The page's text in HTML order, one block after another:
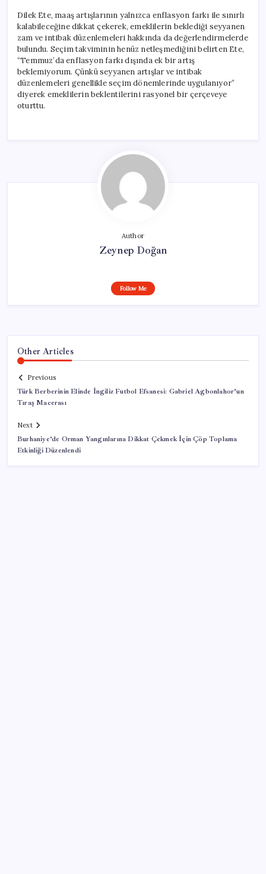
Dilek Ete, maaş artışlarının yalnızca enflasyon farkı ile sınırlı
kalabileceğine dikkat çekerek, emeklilerin beklediği seyyanen
zam ve intibak düzenlemeleri hakkında da değerlendirmelerde
bulundu. Seçim takviminin henüz netleşmediğini belirten Ete,
“Temmuz’da enflasyon farkı dışında ek bir artış
beklemiyorum. Çünkü seyyanen artışlar ve intibak
düzenlemeleri genellikle seçim dönemlerinde uygulanıyor”
diyerek emeklilerin beklentilerini rasyonel bir çerçeveye
oturttu.
Author
Zeynep Doğan
Follow Me
Other Articles
Previous
Türk Berberinin Elinde İngiliz Futbol Efsanesi: Gabriel Agbonlahor’un
Tıraş Macerası
Next
Burhaniye’de Orman Yangınlarına Dikkat Çekmek İçin Çöp Toplama
Etkinliği Düzenlendi